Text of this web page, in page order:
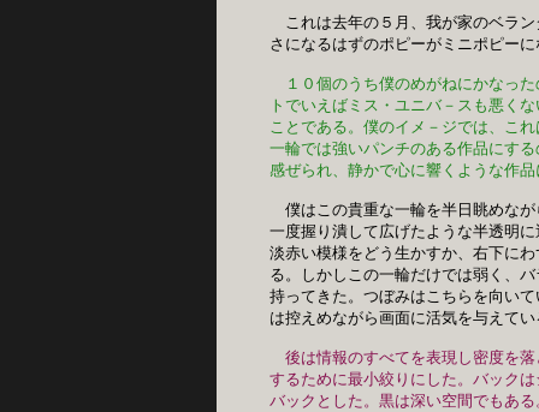
これは去年の５月、我が家のベラ
さになるはずのポピーがミニポピー
１０個のうち僕のめがねにかなっ
トでいえばミス・ユニバ－スも悪く
ことである。僕のイメ－ジでは、こ
一輪では強いパンチのある作品にす
感ぜられ、静かで心に響くような作
僕はこの貴重な一輪を半日眺めな
一度握り潰して広げたような半透明
淡赤い模様をどう生かすか、右下に
る。しかしこの一輪だけでは弱く、
持ってきた。つぼみはこちらを向い
は控えめながら画面に活気を与えてい
後は情報のすべてを表現し密度を
するために最小絞りにした。バック
バックとした。黒は深い空間でもあ